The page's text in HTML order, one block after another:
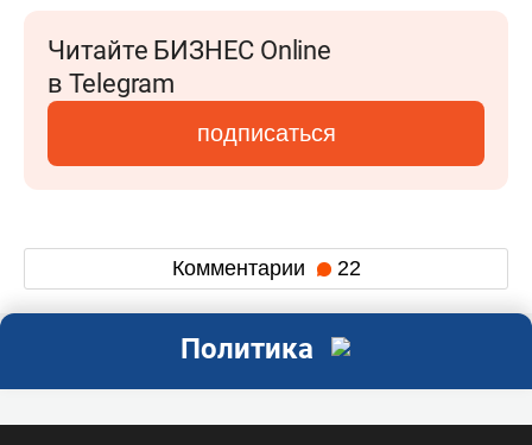
Читайте БИЗНЕС Online
в Telegram
подписаться
Комментарии 22
Политика